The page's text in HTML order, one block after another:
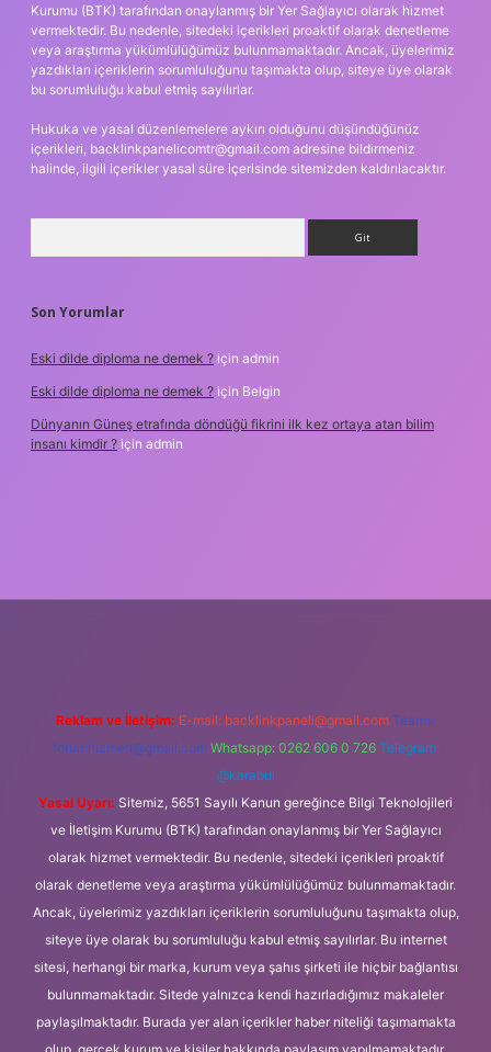
Kurumu (BTK) tarafından onaylanmış bir Yer Sağlayıcı olarak hizmet
vermektedir. Bu nedenle, sitedeki içerikleri proaktif olarak denetleme
veya araştırma yükümlülüğümüz bulunmamaktadır. Ancak, üyelerimiz
yazdıkları içeriklerin sorumluluğunu taşımakta olup, siteye üye olarak
bu sorumluluğu kabul etmiş sayılırlar.
Hukuka ve yasal düzenlemelere aykırı olduğunu düşündüğünüz
içerikleri, backlinkpanelicomtr@gmail.com adresine bildirmeniz
halinde, ilgili içerikler yasal süre içerisinde sitemizden kaldırılacaktır.
Son Yorumlar
Eski dilde diploma ne demek ? için admin
Eski dilde diploma ne demek ? için Belgin
Dünyanın Güneş etrafında döndüğü fikrini ilk kez ortaya atan bilim
insanı kimdir ? için admin
Reklam ve İletişim: E-mail: backlinkpaneli@gmail.com Teams:
forumhizmeti@gmail.com Whatsapp: 0262 606 0 726 Telegram:
@karabul
Yasal Uyarı: Sitemiz, 5651 Sayılı Kanun gereğince Bilgi Teknolojileri
ve İletişim Kurumu (BTK) tarafından onaylanmış bir Yer Sağlayıcı
olarak hizmet vermektedir. Bu nedenle, sitedeki içerikleri proaktif
olarak denetleme veya araştırma yükümlülüğümüz bulunmamaktadır.
Ancak, üyelerimiz yazdıkları içeriklerin sorumluluğunu taşımakta olup,
siteye üye olarak bu sorumluluğu kabul etmiş sayılırlar. Bu internet
sitesi, herhangi bir marka, kurum veya şahıs şirketi ile hiçbir bağlantısı
bulunmamaktadır. Sitede yalnızca kendi hazırladığımız makaleler
paylaşılmaktadır. Burada yer alan içerikler haber niteliği taşımamakta